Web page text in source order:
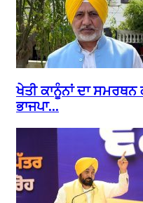
ਖੇਤੀ ਕਾਨੂੰਨਾਂ ਦਾ
ਭਾਜਪਾ...